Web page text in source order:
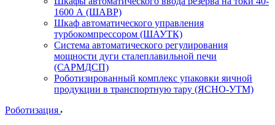
1600 А (ШАВР)
Шкаф автоматического управления
турбокомпрессором (ШАУТК)
Система автоматического регулирования
мощности дуги сталеплавильной печи
(САРМДСП)
Роботизированный комплекс упаковки яичной
продукции в транспортную тару (ЯСНО-УТМ)
Роботизация